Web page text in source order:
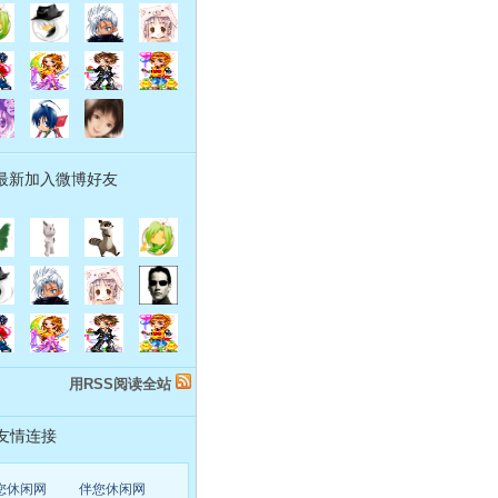
新加入微博好友
用RSS阅读全站
情连接
休闲网 伴您休闲网